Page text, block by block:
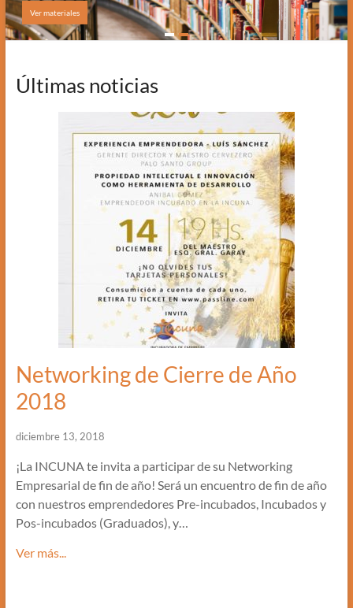
Ver materiales
Últimas noticias
Networking de Cierre de Año
2018
diciembre 13, 2018
¡La INCUNA te invita a participar de su Networking
Empresarial de fin de año! Será un encuentro de fin de año
con nuestros emprendedores Pre-incubados, Incubados y
Pos-incubados (Graduados), y…
Ver más...